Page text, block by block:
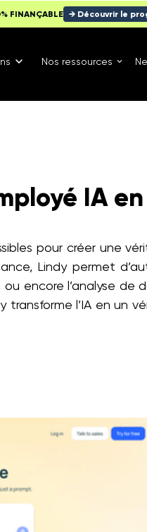
FINANÇABLE → Découvrir le
Nos ressources
IA
pour créer une
Lindy permet
encore l’analyse de
l’IA en un